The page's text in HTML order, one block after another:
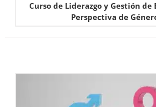
Curso de Liderazgo y Gestión de
Perspectiva de